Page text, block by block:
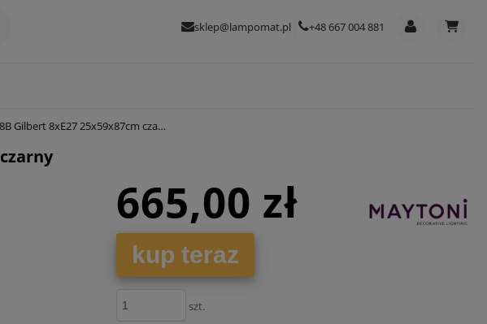
sklep@lampomat.pl +48 667 004 881
8xE27 25x59x87cm czarny
665,00 zł
kup teraz
szt.